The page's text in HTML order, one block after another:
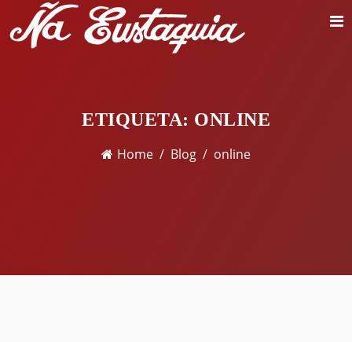
ETIQUETA: ONLINE
Home Blog online